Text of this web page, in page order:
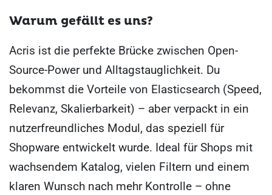
Warum gefällt es uns?
Acris ist die perfekte Brücke zwischen Open-
Source-Power und Alltagstauglichkeit. Du
bekommst die Vorteile von Elasticsearch (Speed,
Relevanz, Skalierbarkeit) – aber verpackt in ein
nutzerfreundliches Modul, das speziell für
Shopware entwickelt wurde. Ideal für Shops mit
wachsendem Katalog, vielen Filtern und einem
klaren Wunsch nach mehr Kontrolle – ohne